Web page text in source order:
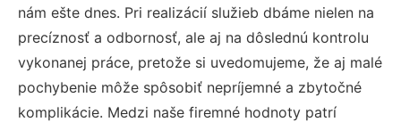
nám ešte dnes. Pri realizácií služieb dbáme nielen na
precíznosť a odbornosť, ale aj na dôslednú kontrolu
vykonanej práce, pretože si uvedomujeme, že aj malé
pochybenie môže spôsobiť nepríjemné a zbytočné
komplikácie. Medzi naše firemné hodnoty patrí